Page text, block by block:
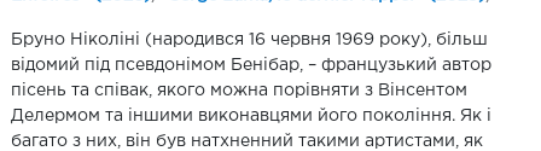
Бруно Ніколіні (народився 16 червня 1969 року), більш
відомий під псевдонімом Бенібар, – французький автор
пісень та співак, якого можна порівняти з Вінсентом
Делермом та іншими виконавцями його покоління. Як і
багато з них, він був натхненний такими артистами, як